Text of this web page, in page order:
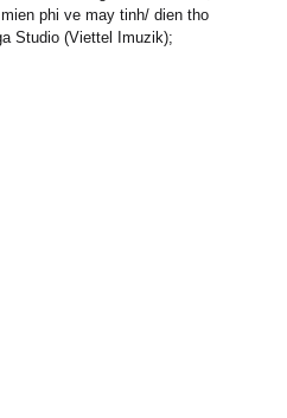
phi ve may tinh/ dien tho
Studio (Viettel Imuzik);